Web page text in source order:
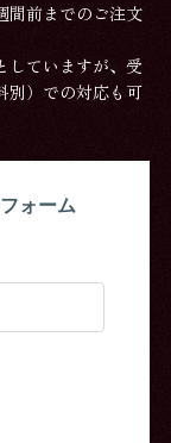
間前までのご注文
していますが、受
別）での対応も可